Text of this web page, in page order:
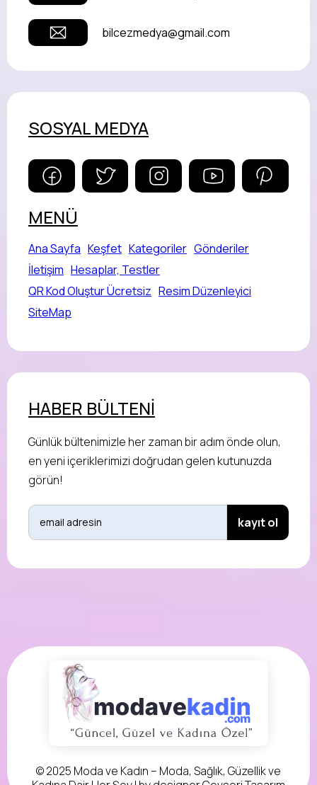
bilcezmedya@gmail.com
SOSYAL MEDYA
MENÜ
Ana Sayfa Keşfet Kategoriler Gönderiler
İletişim Hesaplar, Testler
QR Kod Oluştur Ücretsiz Resim Düzenleyici
SiteMap
HABER BÜLTENİ
Günlük bültenimizle her zaman bir adım önde olun,
en yeni içeriklerimizi doğrudan gelen kutunuzda
görün!
© 2025 Moda ve Kadın – Moda, Sağlık, Güzellik ve